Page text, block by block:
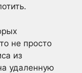
не просто
из
удаленную